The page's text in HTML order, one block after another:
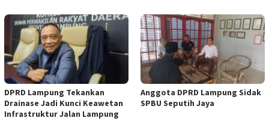
DPRD Lampung Tekankan
Drainase Jadi Kunci Keawetan
Infrastruktur Jalan Lampung
Anggota DPRD Lampung Sidak
SPBU Seputih Jaya